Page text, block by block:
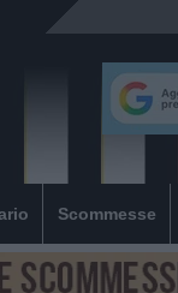
Scommesse